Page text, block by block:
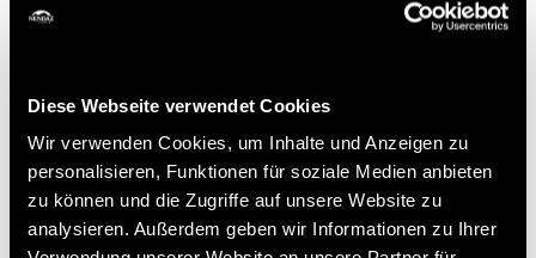
Diese Webseite verwendet Cookies
Wir verwenden Cookies, um Inhalte und Anzeigen zu
personalisieren, Funktionen für soziale Medien anbieten
zu können und die Zugriffe auf unsere Website zu
analysieren. Außerdem geben wir Informationen zu Ihrer
Artz Praz Laurent
Ärzte & Notfalldienste